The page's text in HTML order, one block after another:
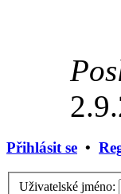
Přihlásit se •
Uživatelské jméno: